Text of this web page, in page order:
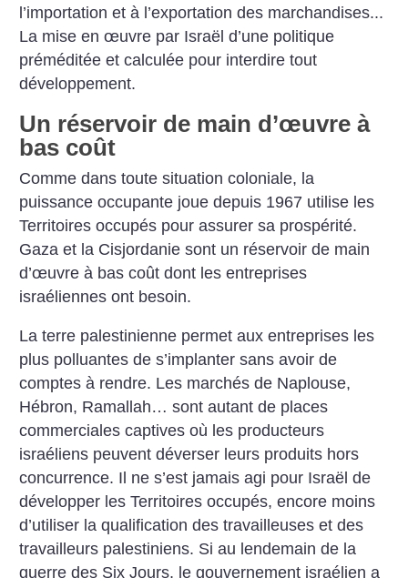
l’importation et à l’exportation des marchandises...
La mise en œuvre par Israël d’une politique
préméditée et calculée pour interdire tout
développement.
Un réservoir de main d’œuvre à
bas coût
Comme dans toute situation coloniale, la
puissance occupante joue depuis 1967 utilise les
Territoires occupés pour assurer sa prospérité.
Gaza et la Cisjordanie sont un réservoir de main
d’œuvre à bas coût dont les entreprises
israéliennes ont besoin.
La terre palestinienne permet aux entreprises les
plus polluantes de s’implanter sans avoir de
comptes à rendre. Les marchés de Naplouse,
Hébron, Ramallah… sont autant de places
commerciales captives où les producteurs
israéliens peuvent déverser leurs produits hors
concurrence. Il ne s’est jamais agi pour Israël de
développer les Territoires occupés, encore moins
d’utiliser la qualification des travailleuses et des
travailleurs palestiniens. Si au lendemain de la
guerre des Six Jours, le gouvernement israélien a